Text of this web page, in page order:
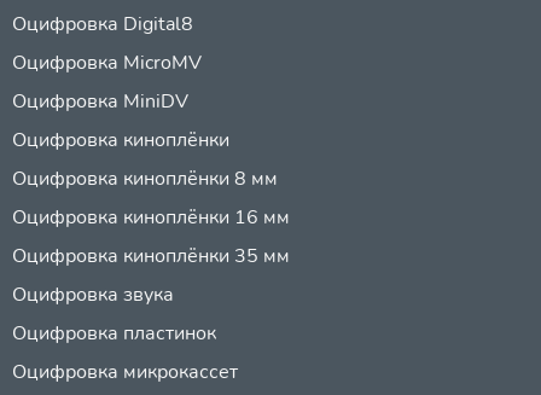
Оцифровка Digital8
Оцифровка MicroMV
Оцифровка MiniDV
Оцифровка киноплёнки
Оцифровка киноплёнки 8 мм
Оцифровка киноплёнки 16 мм
Оцифровка киноплёнки 35 мм
Оцифровка звука
Оцифровка пластинок
Оцифровка микрокассет